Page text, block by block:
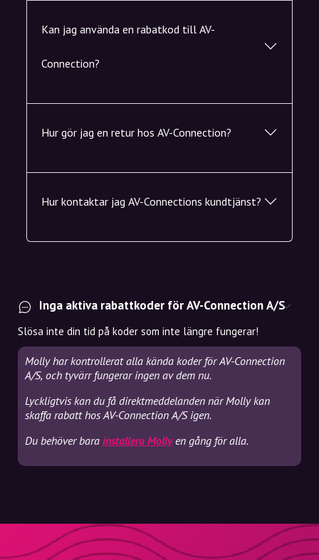
Kan jag använda en rabatkod till AV-
Connection?
Hur gör jag en retur hos AV-Connection?
Hur kontaktar jag AV-Connections kundtjänst?
Inga aktiva rabattkoder för AV-Connection A/S
Slösa inte din tid på koder som inte längre fungerar!
Molly har kontrollerat alla kända koder för AV-Connection
A/S, och tyvärr fungerar ingen av dem nu.
Lyckligtvis kan du få direktmeddelanden när Molly kan
skaffa rabatt hos AV-Connection A/S igen.
Du behöver bara installera Mollyen gång för alla.